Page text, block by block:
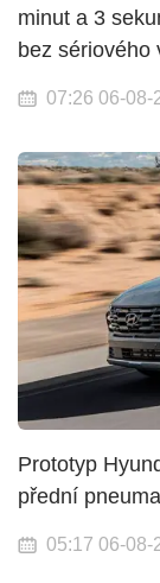
minut a 3
bez sériového
07:26 06-08-
Prototyp
přední
05:17 06-08-